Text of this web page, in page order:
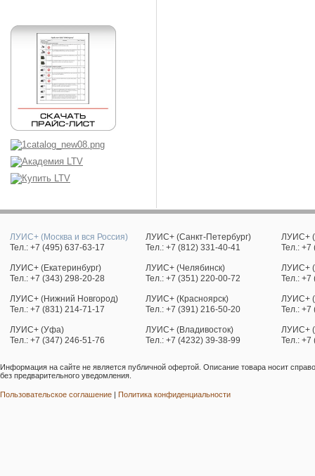
ЛУИС+ (Москва и вся Россия)
Тел.: +7 (495) 637-63-17
ЛУИС+ (Санкт-Петербург)
Тел.: +7 (812) 331-40-41
ЛУИС+
Тел.: +7
ЛУИС+ (Екатеринбург)
Тел.: +7 (343) 298-20-28
ЛУИС+ (Челябинск)
Тел.: +7 (351) 220-00-72
ЛУИС+
Тел.: +7
ЛУИС+ (Нижний Новгород)
Тел.: +7 (831) 214-71-17
ЛУИС+ (Красноярск)
Тел.: +7 (391) 216-50-20
ЛУИС+
Тел.: +7
ЛУИС+ (Уфа)
Тел.: +7 (347) 246-51-76
ЛУИС+ (Владивосток)
Тел.: +7 (4232) 39-38-99
ЛУИС+
Тел.:
Информация на сайте не является публичной офертой. Описание товара носит
без предварительного уведомления.
Пользовательское соглашение | Политика конфиденциальности